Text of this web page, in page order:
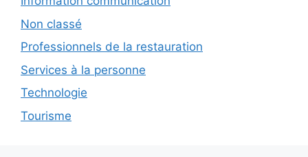
Non classé
Professionnels de la restauration
Services à la personne
Technologie
Tourisme